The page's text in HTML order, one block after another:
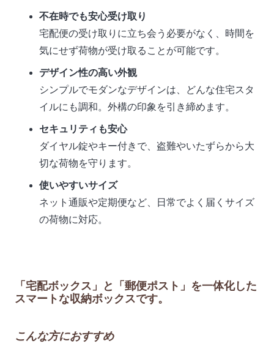
不在時でも安心受け取り
宅配便の受け取りに立ち会う必要がなく、時間を
気にせず荷物が受け取ることが可能です。
デザイン性の高い外観
シンプルでモダンなデザインは、どんな住宅スタ
イルにも調和。外構の印象を引き締めます。
セキュリティも安心
ダイヤル錠やキー付きで、盗難やいたずらから大
切な荷物を守ります。
使いやすいサイズ
ネット通販や定期便など、日常でよく届くサイズ
の荷物に対応。
「宅配ボックス」と「郵便ポスト」を一体化した
スマートな収納ボックスです。
こんな方におすすめ